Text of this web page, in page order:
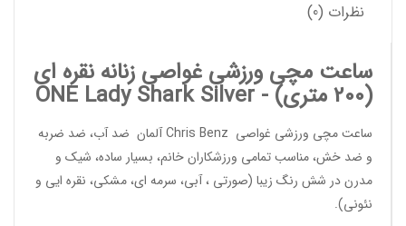
نظرات (0)
ساعت مچی ورزشی غواصی زنانه نقره ای
(200 متری) - ONE LadyShark Silver
ساعت مچی ورزشی غواصی Chris Benzآلمان ضد آب، ضد ضربه
و ضد خش، مناسب تمامی ورزشکاران خانم، بسیار ساده، شیک و
مدرن در شش رنگ زیبا (صورتی ، آبی، سرمه ای، مشکی، نقره ایی و
نئونی).